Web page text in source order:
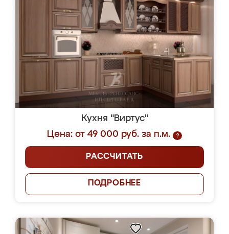
Кухня "Виртус"
Цена: от 49 000 руб. за п.м.
?
РАССЧИТАТЬ
ПОДРОБНЕЕ